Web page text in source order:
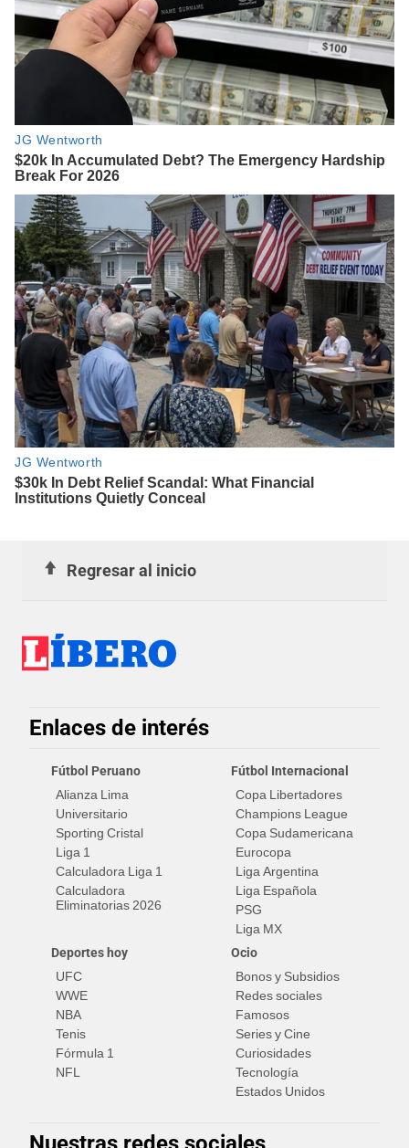
Regresar al inicio
Enlaces de interés
Fútbol Peruano
Alianza Lima
Universitario
Sporting Cristal
Liga 1
Calculadora Liga 1
Calculadora
Eliminatorias 2026
Fútbol Internacional
Copa Libertadores
Champions League
Copa Sudamericana
Eurocopa
Liga Argentina
Liga Española
PSG
Liga MX
Deportes hoy
UFC
WWE
NBA
Tenis
Fórmula 1
NFL
Ocio
Bonos y Subsidios
Redes sociales
Famosos
Series y Cine
Curiosidades
Tecnología
Estados Unidos